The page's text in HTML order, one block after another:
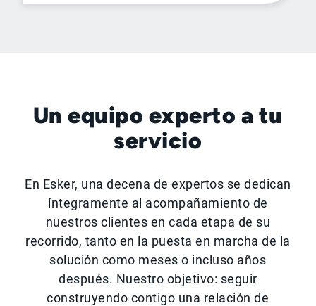
Un equipo experto a tu
servicio
En Esker, una decena de expertos se dedican
íntegramente al acompañamiento de
nuestros clientes en cada etapa de su
recorrido, tanto en la puesta en marcha de la
solución como meses o incluso años
después. Nuestro objetivo: seguir
construyendo contigo una relación de